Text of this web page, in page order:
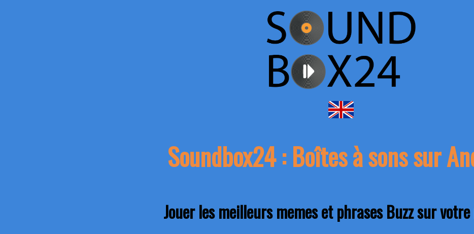
Soundbox24 : Boîtes à sons sur
Jouer les meilleurs memes et phrases Buzz sur